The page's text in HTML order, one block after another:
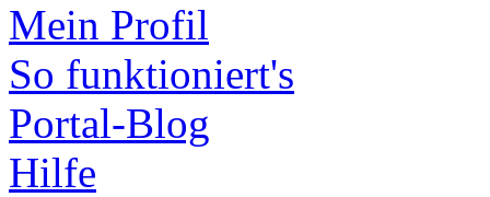
Mein Profil
So funktioniert's
Portal-Blog
Hilfe